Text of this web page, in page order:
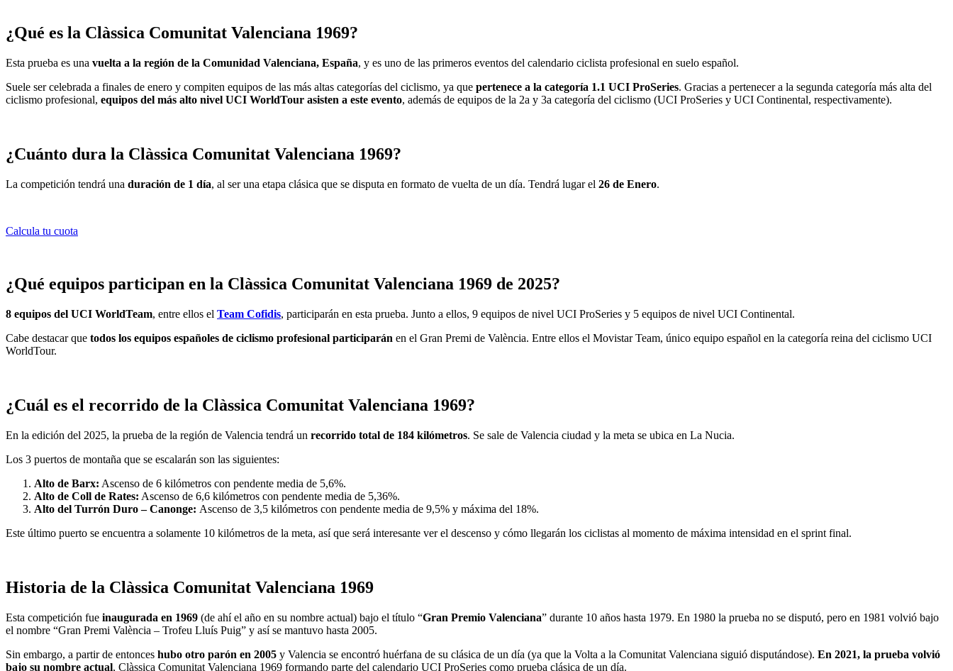
¿Qué es la Clàssica Comunitat Valenciana 1969?
Esta prueba es una vuelta a la región de la Comunidad Valenciana, España, y es uno de las primeros eventos del calendario ciclista profesional en suelo español.
Suele ser celebrada a finales de enero y compiten equipos de las más altas categorías del ciclismo, ya que pertenece a la categoría 1.1 UCI ProSeries. Gracias a pertenecer a la segunda categoría más alta del
ciclismo profesional, equipos del más alto nivel UCI WorldTour asisten a este evento, además de equipos de la 2a y 3a categoría del ciclismo (UCI ProSeries y UCI Continental, respectivamente).
¿Cuánto dura la Clàssica Comunitat Valenciana 1969?
La competición tendrá una duración de 1 día, al ser una etapa clásica que se disputa en formato de vuelta de un día. Tendrá lugar el 26 de Enero.
Calcula tu cuota
¿Qué equipos participan en la Clàssica Comunitat Valenciana 1969 de 2025?
8 equipos del UCI WorldTeam, entre ellos el Team Cofidis, participarán en esta prueba. Junto a ellos, 9 equipos de nivel UCI ProSeries y 5 equipos de nivel UCI Continental.
Cabe destacar que todos los equipos españoles de ciclismo profesional participarán en el Gran Premi de València. Entre ellos el Movistar Team, único equipo español en la categoría reina del ciclismo UCI
WorldTour.
¿Cuál es el recorrido de la Clàssica Comunitat Valenciana 1969?
En la edición del 2025, la prueba de la región de Valencia tendrá un recorrido total de 184 kilómetros. Se sale de Valencia ciudad y la meta se ubica en La Nucia.
Los 3 puertos de montaña que se escalarán son las siguientes:
Alto de Barx: Ascenso de 6 kilómetros con pendente media de 5,6%.
Alto de Coll de Rates: Ascenso de 6,6 kilómetros con pendente media de 5,36%.
Alto del Turrón Duro – Canonge: Ascenso de 3,5 kilómetros con pendente media de 9,5% y máxima del 18%.
Este último puerto se encuentra a solamente 10 kilómetros de la meta, así que será interesante ver el descenso y cómo llegarán los ciclistas al momento de máxima intensidad en el sprint final.
Historia de la Clàssica Comunitat Valenciana 1969
Esta competición fue inaugurada en 1969 (de ahí el año en su nombre actual) bajo el título “Gran Premio Valenciana” durante 10 años hasta 1979. En 1980 la prueba no se disputó, pero en 1981 volvió bajo
el nombre “Gran Premi València – Trofeu Lluís Puig” y así se mantuvo hasta 2005.
Sin embargo, a partir de entonces hubo otro parón en 2005 y Valencia se encontró huérfana de su clásica de un día (ya que la Volta a la Comunitat Valenciana siguió disputándose). En 2021, la prueba volvió
bajo su nombre actual, Clàssica Comunitat Valenciana 1969 formando parte del calendario UCI ProSeries como prueba clásica de un día.